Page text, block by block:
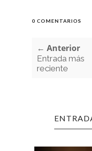
0 COMENTARIOS
← Anterior
Entrada más
reciente